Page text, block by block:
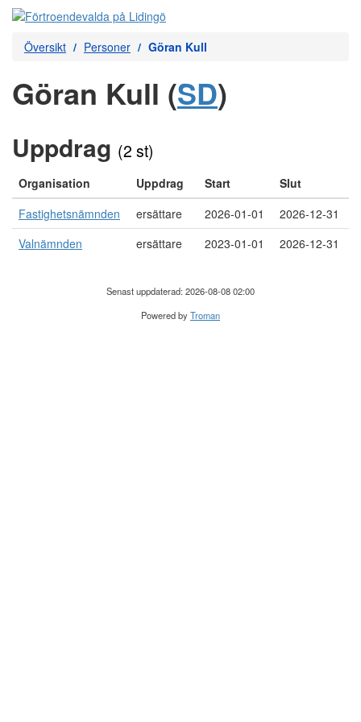
Översikt Personer Göran Kull
Göran Kull (SD)
Uppdrag (2 st)
Organisation Uppdrag Start
Slut
Fastighetsnämnden
ersättare 2026-01-01
2026-12-31
Valnämnden
ersättare 2023-01-01 2026-12-31
Senast uppdaterad: 2026-08-08 02:00
Powered byTroman